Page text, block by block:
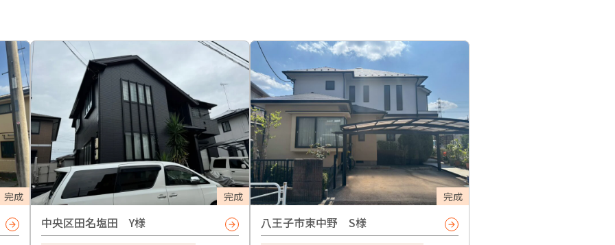
完成 完成
中央区田名塩田 Y様
完成
八王子市東中野 S様